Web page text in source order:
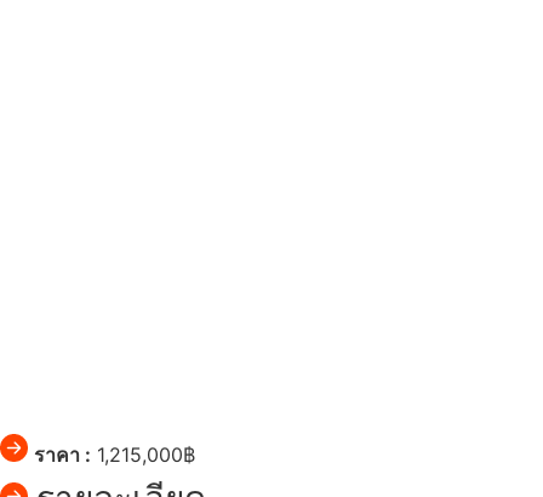
ราคา : 1,215,000฿